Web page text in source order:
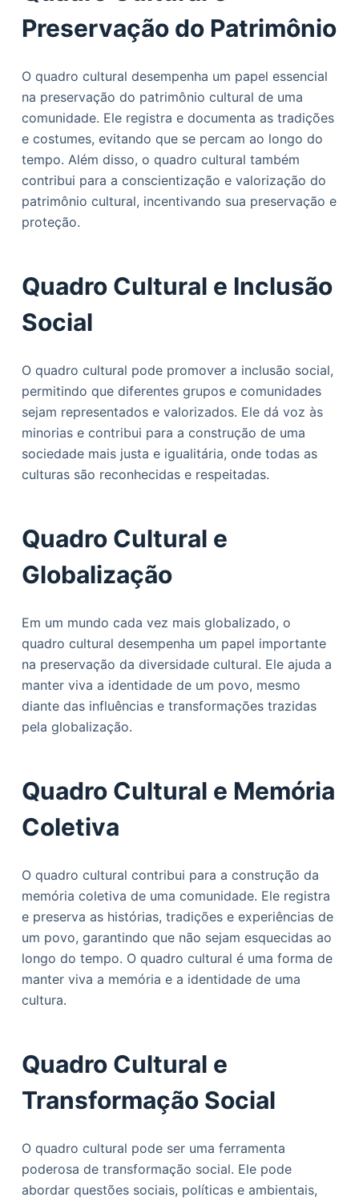
Preservação do Patrimônio
O quadro cultural desempenha um papel essencial
na preservação do patrimônio cultural de uma
comunidade. Ele registra e documenta as tradições
e costumes, evitando que se percam ao longo do
tempo. Além disso, o quadro cultural também
contribui para a conscientização e valorização do
patrimônio cultural, incentivando sua preservação e
proteção.
Quadro Cultural e Inclusão
Social
O quadro cultural pode promover a inclusão social,
permitindo que diferentes grupos e comunidades
sejam representados e valorizados. Ele dá voz às
minorias e contribui para a construção de uma
sociedade mais justa e igualitária, onde todas as
culturas são reconhecidas e respeitadas.
Quadro Cultural e
Globalização
Em um mundo cada vez mais globalizado, o
quadro cultural desempenha um papel importante
na preservação da diversidade cultural. Ele ajuda a
manter viva a identidade de um povo, mesmo
diante das influências e transformações trazidas
pela globalização.
Quadro Cultural e Memória
Coletiva
O quadro cultural contribui para a construção da
memória coletiva de uma comunidade. Ele registra
e preserva as histórias, tradições e experiências de
um povo, garantindo que não sejam esquecidas ao
longo do tempo. O quadro cultural é uma forma de
manter viva a memória e a identidade de uma
cultura.
Quadro Cultural e
Transformação Social
O quadro cultural pode ser uma ferramenta
poderosa de transformação social. Ele pode
abordar questões sociais, políticas e ambientais,